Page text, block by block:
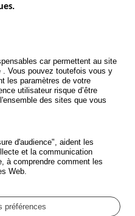
DES ACCIDENTS DE
car permettent au site
. Vous pouvez toutefois vous y
les paramètres de votre
utilisateur risque d’être
des sites que vous
d'audience", aident les
et la communication
à comprendre comment les
Web.
préférences